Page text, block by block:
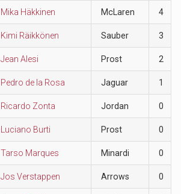
Mika Häkkinen McLaren 4
Kimi Räikkönen Sauber 3
Jean Alesi Prost 2
Pedro de la Rosa Jaguar 1
Ricardo Zonta Jordan 0
Luciano Burti Prost 0
Tarso Marques Minardi 0
Jos Verstappen Arrows 0